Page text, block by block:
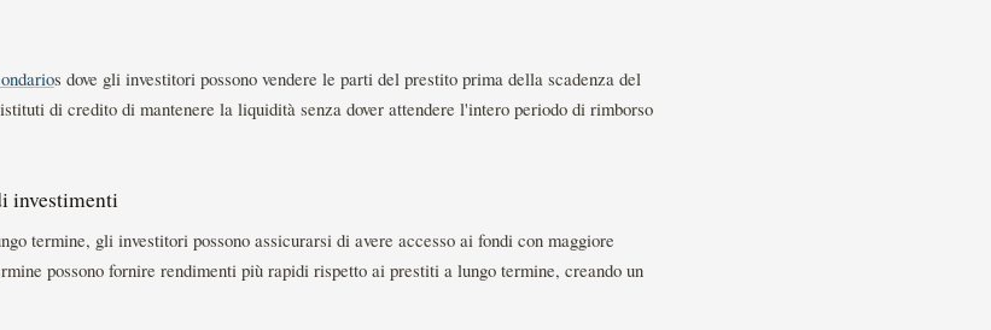
s dove gli investitori possono vendere le parti del prestito prima della scadenza del
di credito di mantenere la liquidità senza dover attendere l'intero periodo di rimborso
investimenti
termine, gli investitori possono assicurarsi di avere accesso ai fondi con maggiore
possono fornire rendimenti più rapidi rispetto ai prestiti a lungo termine, creando un